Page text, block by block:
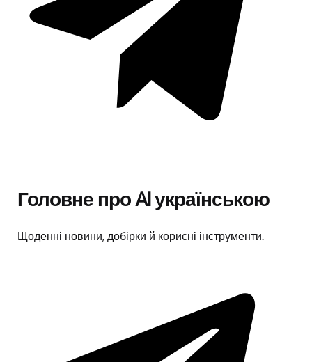
Головне про AI українською
Щоденні новини, добірки й корисні інструменти.